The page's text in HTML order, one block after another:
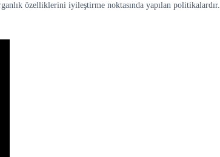
özelliklerini iyileştirme noktasında yapılan politikalardır.